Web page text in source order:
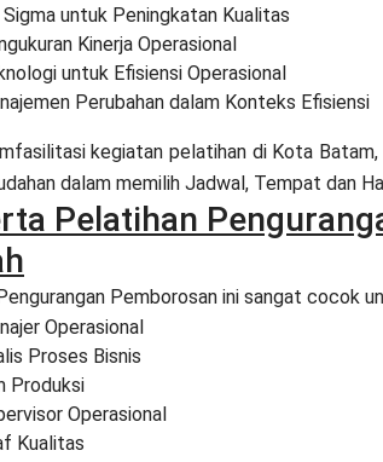
Sigma untuk Peningkatan Kualitas
Kinerja Operasional
untuk Efisiensi Operasional
Perubahan dalam Konteks Efisiensi
kegiatan pelatihan di Kota Batam,
dalam memilih Jadwal, Tempat dan
Pelatihan
Pemborosan ini sangat cocok
Operasional
Proses Bisnis
Produksi
Operasional
Kualitas